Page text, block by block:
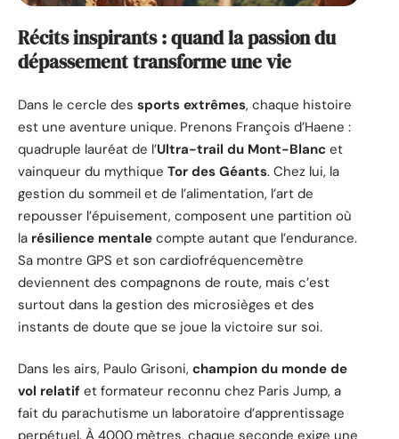
Récits inspirants : quand la passion du
dépassement transforme une vie
Dans le cercle des sports extrêmes, chaque histoire
est une aventure unique. Prenons François d’Haene :
quadruple lauréat de l’Ultra-trail du Mont-Blanc et
vainqueur du mythique Tor des Géants. Chez lui, la
gestion du sommeil et de l’alimentation, l’art de
repousser l’épuisement, composent une partition où
la résilience mentale compte autant que l’endurance.
Sa montre GPS et son cardiofréquencemètre
deviennent des compagnons de route, mais c’est
surtout dans la gestion des microsièges et des
instants de doute que se joue la victoire sur soi.
Dans les airs, Paulo Grisoni, champion du monde de
vol relatif et formateur reconnu chez Paris Jump, a
fait du parachutisme un laboratoire d’apprentissage